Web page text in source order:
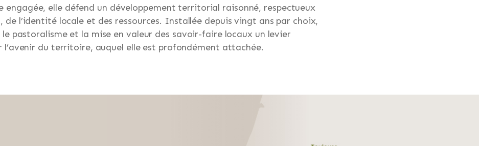
engagée, elle défend un développement territorial raisonné, respectueux
de l’identité locale et des ressources. Installée depuis vingt ans par choix,
pastoralisme et la mise en valeur des savoir-faire locaux un levier
l’avenir du territoire, auquel elle est profondément attachée.